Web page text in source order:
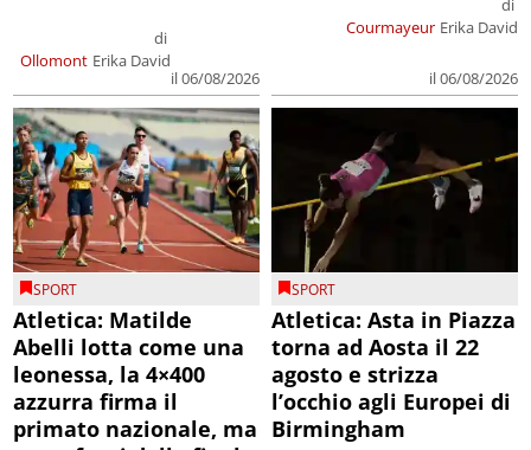
Ollomont
di
Erika David
il 06/08/2026
Courmayeur
di
Erika David
il 06/08/2026
SPORT
Atletica: Matilde
Abelli lotta come una
leonessa, la 4×400
azzurra firma il
primato nazionale, ma
SPORT
Atletica: Asta in Piazza
torna ad Aosta il 22
agosto e strizza
l’occhio agli Europei di
Birmingham